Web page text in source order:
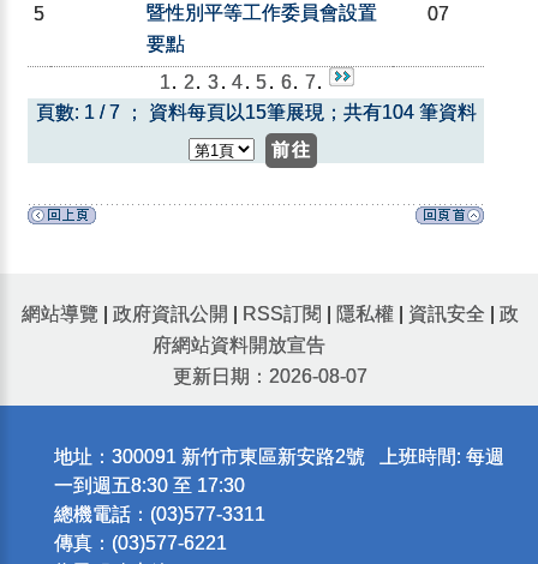
5
暨性別平等工作委員會設置
要點
07
1. 2. 3. 4. 5. 6. 7.
頁數: 1 / 7 ； 資料每頁以15筆展現；共有104 筆資料
網站導覽 政府資訊公開 RSS訂閱 隱私權 資訊安全
政
府網站資料開放宣告
更新日期：2026-08-07
地址：300091 新竹市東區新安路2號 上班時間: 每週
一到週五8:30 至 17:30
總機電話：(03)577-3311
傳真：(03)577-6221